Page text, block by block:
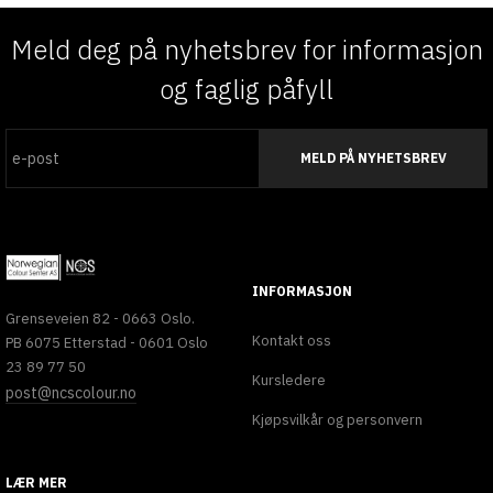
Meld deg på nyhetsbrev for informasjon
og faglig påfyll
MELD PÅ NYHETSBREV
Grenseveien 82 - 0663 Oslo.
PB 6075 Etterstad - 0601 Oslo
23 89 77 50
post@ncscolour.no
INFORMASJON
Kontakt oss
Kursledere
Kjøpsvilkår og personvern
LÆR MER